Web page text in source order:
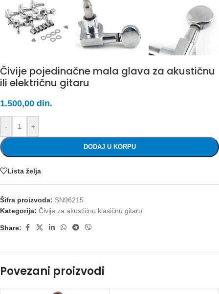
Čivije pojedinačne mala glava za akustičnu
ili električnu gitaru
1.500,00 din.
- +
DODAJ U KORPU
Lista želja
Šifra proizvoda: SN96215
Kategorija: Čivije za akustičnu klasičnu gitaru
Share:
Povezani proizvodi